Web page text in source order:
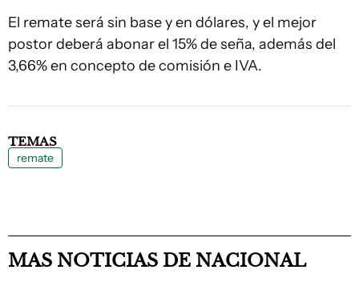
El remate será sin base y en dólares, y el mejor
postor deberá abonar el 15% de seña, además del
3,66% en concepto de comisión e IVA.
TEMAS
remate
MAS NOTICIAS DE NACIONAL